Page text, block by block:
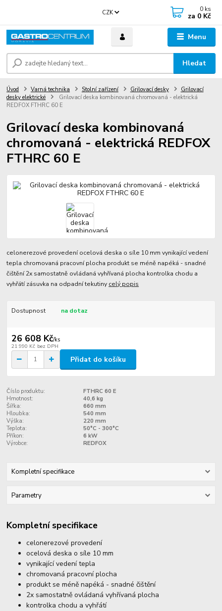
Menu
CZK
Hledat
0 ks
za 0 Kč
Úvod Varná technika Stolní zařízení Grilovací desky
Grilovací
desky elektrické
Grilovací deska kombinovaná chromovaná - elektrická
REDFOX FTHRC 60 E
Grilovací deska kombinovaná
chromovaná - elektrická REDFOX
FTHRC 60 E
celonerezové provedení ocelová deska o síle 10 mm vynikající vedení
tepla chromovaná pracovní plocha produkt se méně napéká - snadné
čištění 2x samostatně ovládaná vyhřívaná plocha kontrolka chodu a
vyhřátí zásuvka na odpadní tekutiny celý popis
Dostupnost na dotaz
26 608 Kč/ks
21 990 Kč bez DPH
Přidat do košíku
Číslo produktu:
FTHRC 60 E
Hmotnost:
40,6 kg
Šířka:
660 mm
Hloubka:
540 mm
Výška:
220 mm
Teplota:
50°C - 300°C
Příkon:
6 kW
Výrobce:
REDFOX
Kompletní specifikace
Parametry
Kompletní specifikace
celonerezové provedení
ocelová deska o síle 10 mm
vynikající vedení tepla
chromovaná pracovní plocha
produkt se méně napéká - snadné čištění
2x samostatně ovládaná vyhřívaná plocha
kontrolka chodu a vyhřátí